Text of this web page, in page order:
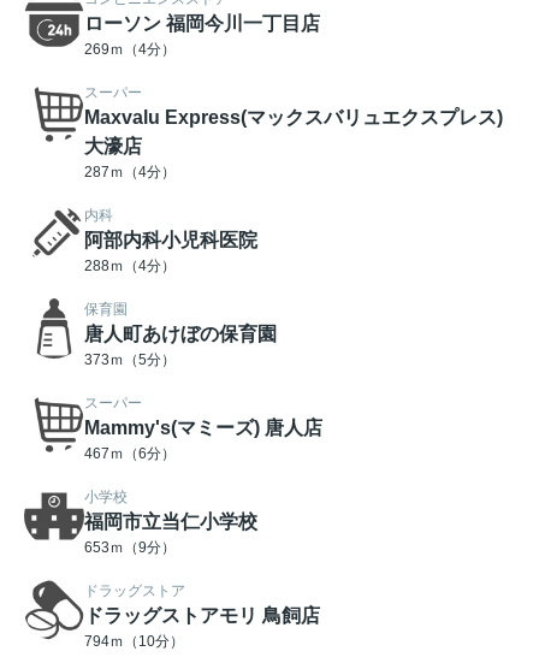
ローソン 福岡今川一丁目店
269ｍ（4分）
スーパー
Maxvalu Express(マックスバリュエクスプレス)
大濠店
287ｍ（4分）
内科
阿部内科小児科医院
288ｍ（4分）
保育園
唐人町あけぼの保育園
373ｍ（5分）
スーパー
Mammy's(マミーズ) 唐人店
467ｍ（6分）
小学校
福岡市立当仁小学校
653ｍ（9分）
ドラッグストア
ドラッグストアモリ 鳥飼店
794ｍ（10分）